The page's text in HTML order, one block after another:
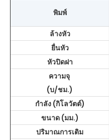
พิมพ์
ล้างหัว
ยื่นหัว
หัวปิดฝา
ความจุ
(บ/ชม.)
กำลัง (กิโลวัตต์)
ขนาด (มม.)
ปริมาณการเติม